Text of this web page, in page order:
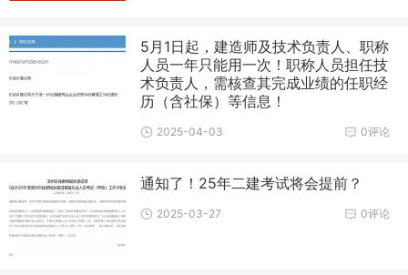
5月1日起，建造师及技术负责人、职称
人员一年只能用一次！职称人员担任技
术负责人，需核查其完成业绩的任职经
历（含社保）等信息！
0评论
2025-04-03
通知了！25年二建考试将会提前？
0评论
2025-03-27